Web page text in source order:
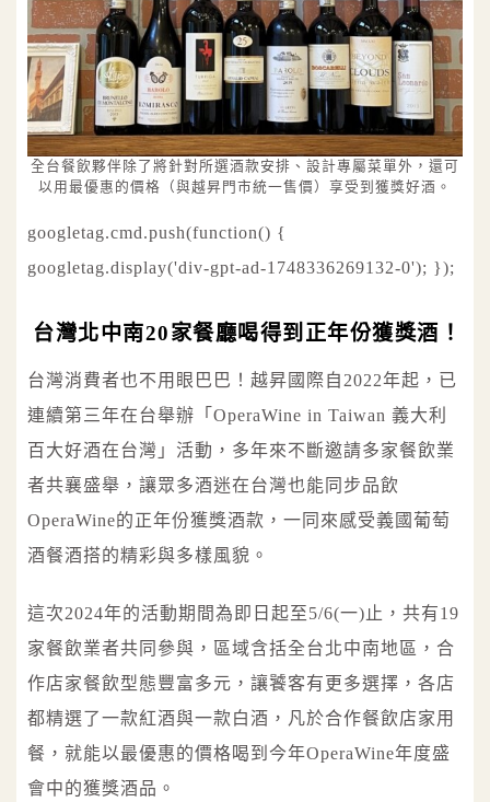
全台餐飲夥伴除了將針對所選酒款安排、設計專屬菜單外，還可
以用最優惠的價格（與越昇門市統一售價）享受到獲獎好酒。
googletag.cmd.push(function() {
googletag.display('div-gpt-ad-1748336269132-0'); });
台灣北中南20家餐廳喝得到正年份獲獎酒！
台灣消費者也不用眼巴巴！越昇國際自2022年起，已
連續第三年在台舉辦「OperaWine in Taiwan 義大利
百大好酒在台灣」活動，多年來不斷邀請多家餐飲業
者共襄盛舉，讓眾多酒迷在台灣也能同步品飲
OperaWine的正年份獲獎酒款，一同來感受義國葡萄
酒餐酒搭的精彩與多樣風貌。
這次2024年的活動期間為即日起至5/6(一)止，共有19
家餐飲業者共同參與，區域含括全台北中南地區，合
作店家餐飲型態豐富多元，讓饕客有更多選擇，各店
都精選了一款紅酒與一款白酒，凡於合作餐飲店家用
餐，就能以最優惠的價格喝到今年OperaWine年度盛
會中的獲獎酒品。